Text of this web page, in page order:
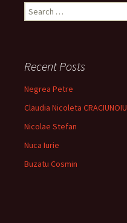
Search
for:
Recent Posts
Negrea Petre
Claudia Nicoleta CRACIUNOIU
Nicolae Stefan
Nuca Iurie
Buzatu Cosmin